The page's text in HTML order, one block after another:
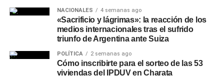
NACIONALES 4 semanas ago
«Sacrificio y lágrimas»: la reacción de los
medios internacionales tras el sufrido
triunfo de Argentina ante Suiza
POLÍTICA 2 semanas ago
Cómo inscribirte para el sorteo de las 53
viviendas del IPDUV en Charata